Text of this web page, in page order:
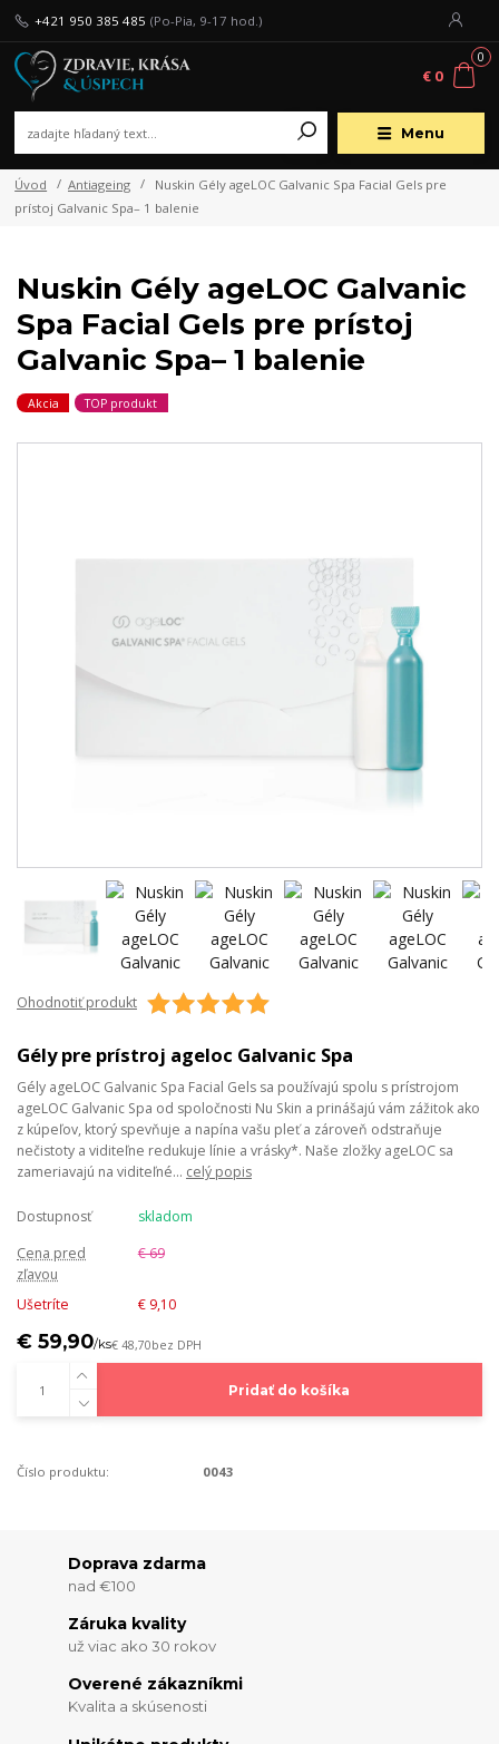
Menu
+421 950 385 485 (Po-Pia, 9-17 hod.)
0
€ 0
Úvod Antiageing
Nuskin Gély ageLOC Galvanic Spa Facial Gels pre
prístoj Galvanic Spa– 1 balenie
Nuskin Gély ageLOC Galvanic
Spa Facial Gels pre prístoj
Galvanic Spa– 1 balenie
Akcia TOP produkt
Ohodnotiť produkt
Gély pre prístroj ageloc Galvanic Spa
Gély ageLOC Galvanic Spa Facial Gels sa používajú spolu s prístrojom
ageLOC Galvanic Spa od spoločnosti Nu Skin a prinášajú vám zážitok ako
z kúpeľov, ktorý spevňuje a napína vašu pleť a zároveň odstraňuje
nečistoty a viditeľne redukuje línie a vrásky*. Naše zložky ageLOC sa
zameriavajú na viditeľné... celý popis
Dostupnosť
skladom
Cena pred
zľavou
€ 69
Ušetríte € 9,10
€ 59,90/ks€ 48,70bez DPH
Pridať do košíka
Číslo produktu: 0043
Doprava zdarma
nad €100
Záruka kvality
už viac ako 30 rokov
Overené zákazníkmi
Kvalita a skúsenosti